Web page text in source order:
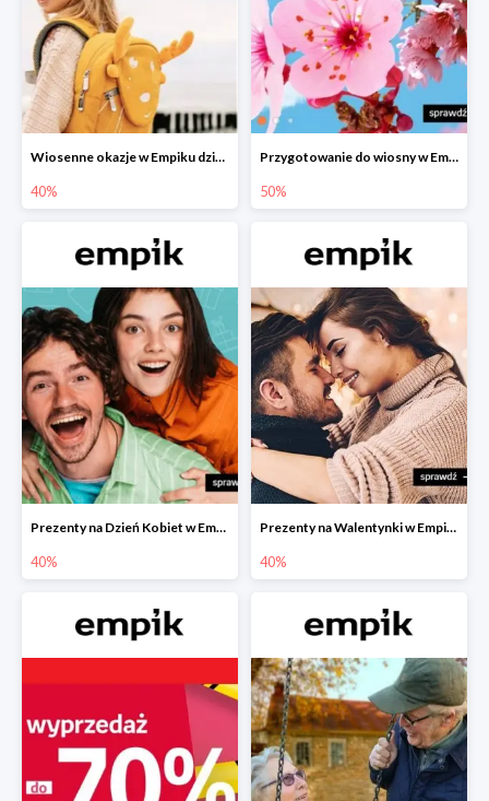
Wiosenne okazje w Empiku dziecko w podróży do -40%
40%
Przygotowanie do wiosny w Empiku - setki produktów do -50%
50%
Prezenty na Dzień Kobiet w Empiku do -40%
40%
Prezenty na Walentynki w Empiku do -40%
40%